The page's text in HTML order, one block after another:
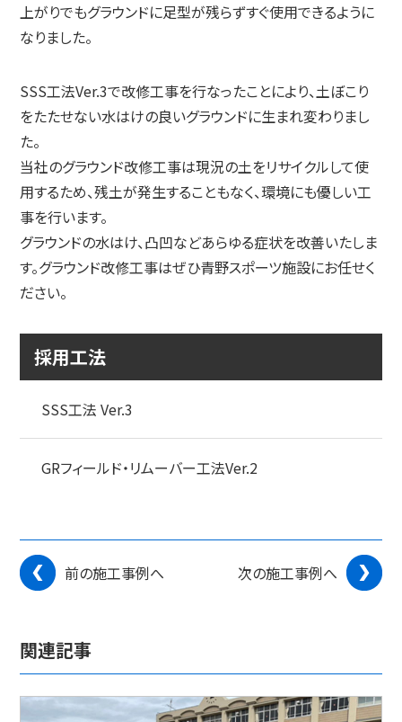
上がりでもグラウンドに足型が残らずすぐ使用できるように
なりました。
SSS工法Ver.3で改修工事を行なったことにより、土ぼこり
をたたせない水はけの良いグラウンドに生まれ変わりまし
た。
当社のグラウンド改修工事は現況の土をリサイクルして使
用するため、残土が発生することもなく、環境にも優しい工
事を行います。
グラウンドの水はけ、凸凹などあらゆる症状を改善いたしま
す。グラウンド改修工事はぜひ青野スポーツ施設にお任せく
ださい。
採用工法
SSS工法 Ver.3
GRフィールド・リムーバー工法Ver.2
前の施工事例へ 次の施工事例へ
関連記事